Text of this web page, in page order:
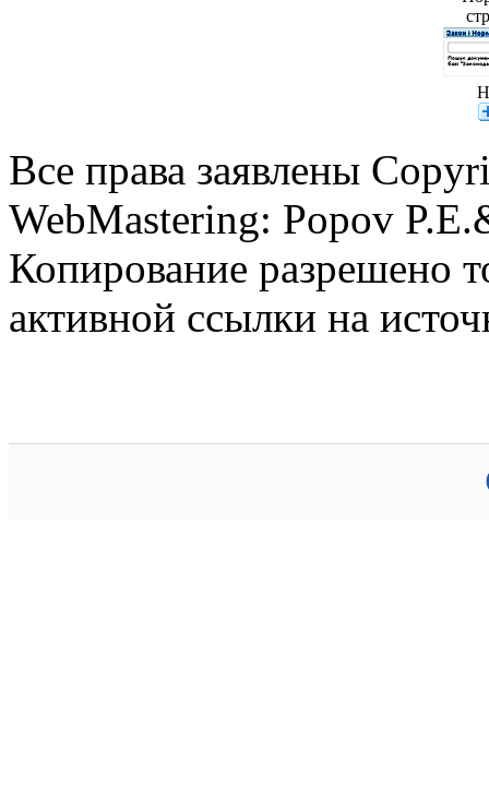
Все права заявлены
WebMastering: Popov
Копирование разрешено
активной ссылки на